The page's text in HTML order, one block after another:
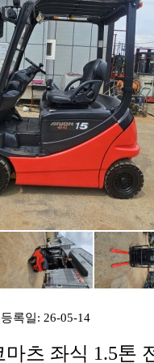
등록일: 26-05-14
츠 좌식 1.5톤